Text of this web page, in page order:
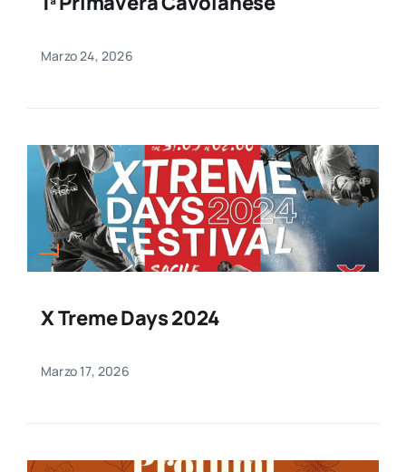
Marzo 24, 2026
X Treme Days 2024
Marzo 17, 2026